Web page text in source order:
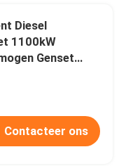
Diesel
1100kW
Genset
Contacteer ons